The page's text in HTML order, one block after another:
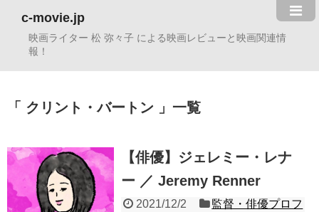
c-movie.jp
映画ライター 松 弥々子 による映画レビューと映画関連情
報！
クリント・バートン 一覧
【俳優】ジェレミー・レナ
ー ／ Jeremy Renner
2021/12/2
監督・俳優プロフ